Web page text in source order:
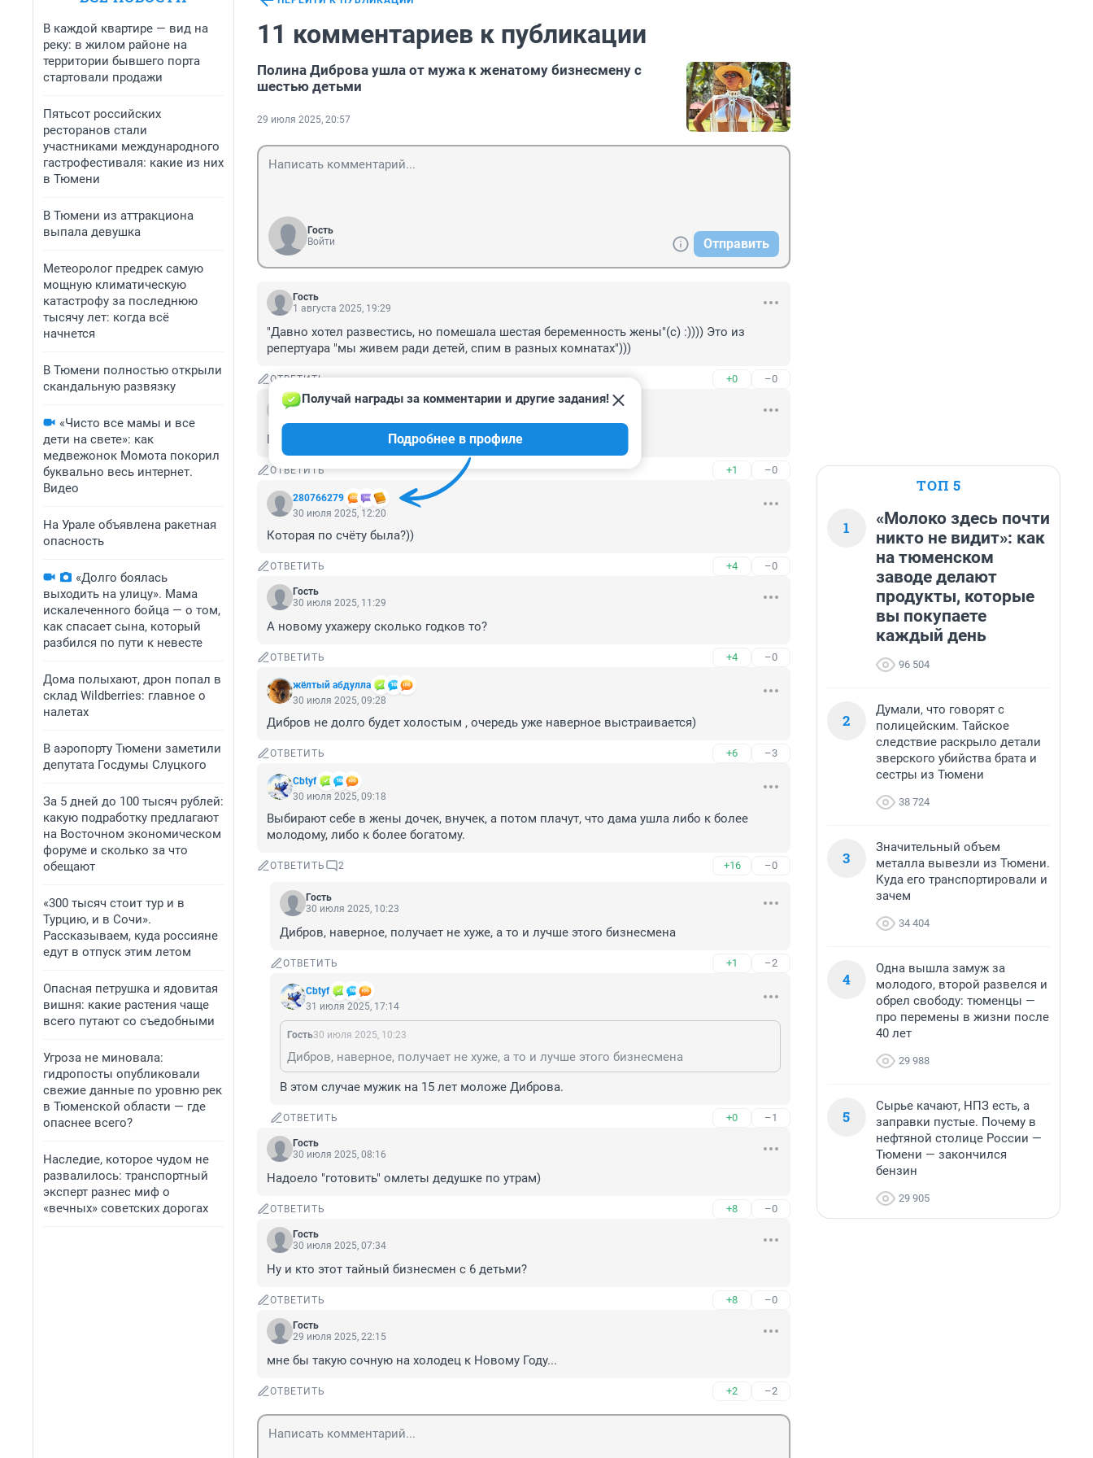
В каждой квартире — вид на
реку: в жилом районе на
территории бывшего порта
стартовали продажи
Пятьсот российских
ресторанов стали
участниками международного
гастрофестиваля: какие из них
в Тюмени
В Тюмени из аттракциона
выпала девушка
Метеоролог предрек самую
мощную климатическую
катастрофу за последнюю
тысячу лет: когда всё
начнется
В Тюмени полностью открыли
скандальную развязку
«Чисто все мамы и все
дети на свете»: как
медвежонок Момота покорил
буквально весь интернет.
Видео
На Урале объявлена ракетная
опасность
«Долго боялась
выходить на улицу». Мама
искалеченного бойца — о том,
как спасает сына, который
разбился по пути к невесте
Дома полыхают, дрон попал в
склад Wildberries: главное о
налетах
В аэропорту Тюмени заметили
депутата Госдумы Слуцкого
За 5 дней до 100 тысяч рублей:
какую подработку предлагают
на Восточном экономическом
форуме и сколько за что
обещают
«300 тысяч стоит тур и в
Турцию, и в Сочи».
Рассказываем, куда россияне
едут в отпуск этим летом
Опасная петрушка и ядовитая
вишня: какие растения чаще
всего путают со съедобными
Угроза не миновала:
гидропосты опубликовали
свежие данные по уровню рек
в Тюменской области — где
опаснее всего?
Наследие, которое чудом не
развалилось: транспортный
эксперт разнес миф о
«вечных» советских дорогах
11 комментариев к публикации
Полина Диброва ушла от мужа к женатому бизнесмену с
шестью детьми
29 июля 2025, 20:57
Гость
Войти
Отправить
Гость
1 августа 2025, 19:29
"Давно хотел развестись, но помешала шестая беременность жены"(с) :)))) Это из
репертуара "мы живем ради детей, спим в разных комнатах")))
ОТВЕТИТЬ +0 –0
Гость
По сравнению с тобой даже мама унеё молодая!........
ОТВЕТИТЬ +1 –0
280766279
Получай награды за комментарии и другие задания!
Подробнее в профиле
30 июля 2025, 12:20
Которая по счёту была?))
ОТВЕТИТЬ +4 –0
Гость
30 июля 2025, 11:29
А новому ухажеру сколько годков то?
ОТВЕТИТЬ +4 –0
жёлтый абдулла
30 июля 2025, 09:28
Дибров не долго будет холостым , очередь уже наверное выстраивается)
ОТВЕТИТЬ +6 –3
Cbtyf
30 июля 2025, 09:18
Выбирают себе в жены дочек, внучек, а потом плачут, что дама ушла либо к более
молодому, либо к более богатому.
ОТВЕТИТЬ 2 +16 –0
Гость
30 июля 2025, 10:23
Дибров, наверное, получает не хуже, а то и лучше этого бизнесмена
ОТВЕТИТЬ +1 –2
Cbtyf
31 июля 2025, 17:14
Гость30 июля 2025, 10:23
Дибров, наверное, получает не хуже, а то и лучше этого бизнесмена
В этом случае мужик на 15 лет моложе Диброва.
ОТВЕТИТЬ +0 –1
Гость
30 июля 2025, 08:16
Надоело "готовить" омлеты дедушке по утрам)
ОТВЕТИТЬ +8 –0
Гость
30 июля 2025, 07:34
Ну и кто этот тайный бизнесмен с 6 детьми?
ОТВЕТИТЬ +8 –0
Гость
29 июля 2025, 22:15
мне бы такую сочную на холодец к Новому Году...
ОТВЕТИТЬ +2 –2
ТОП 5
1
«Молоко здесь почти
никто не видит»: как
на тюменском
заводе делают
продукты, которые
вы покупаете
каждый день
96 504
2
Думали, что говорят с
полицейским. Тайское
следствие раскрыло детали
зверского убийства брата и
сестры из Тюмени
38 724
3
Значительный объем
металла вывезли из Тюмени.
Куда его транспортировали и
зачем
34 404
4
Одна вышла замуж за
молодого, второй развелся и
обрел свободу: тюменцы —
про перемены в жизни после
40 лет
29 988
5
Сырье качают, НПЗ есть, а
заправки пустые. Почему в
нефтяной столице России —
Тюмени — закончился
бензин
29 905